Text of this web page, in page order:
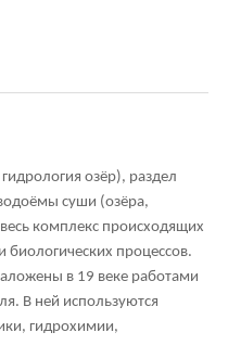
озёр), раздел
суши (озёра,
комплекс происходящих
биологических процессов.
в 19 веке работами
В ней используются
гидрохимии,